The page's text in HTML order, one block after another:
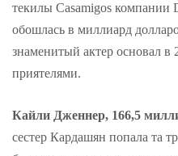
текилы Casamigos компании
обошлась в миллиард
знаменитый актер основал в
приятелями.
Кайли Дженнер, 166,5
сестер Кардашян попала та